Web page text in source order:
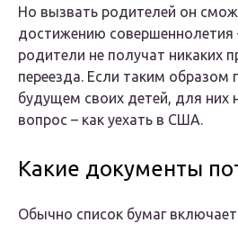
Но вызвать родителей он
достижению совершеннолетия
родители не получат никаких
переезда. Если таким образом
будущем своих детей, для них
вопрос – как уехать в США.
Какие документы
Обычно список бумаг